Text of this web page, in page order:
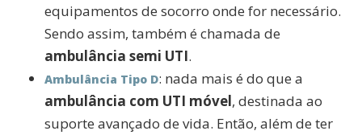
equipamentos de socorro onde for necessário.
Sendo assim, também é chamada de
ambulância semi UTI.
Ambulância Tipo D: nada mais é do que a
ambulância com UTI móvel, destinada ao
suporte avançado de vida. Então, além de ter